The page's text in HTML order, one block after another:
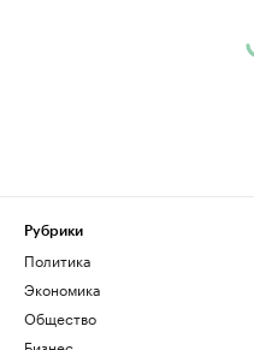
Рубрики
Политика
Экономика
Общество